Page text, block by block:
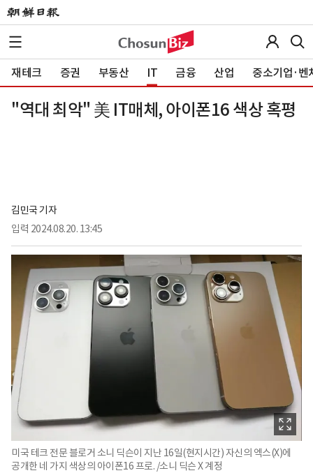
재테크 증권 부동산 IT 금융 산업 중소기업·벤
"역대 최악" 美 IT매체, 아이폰16 색상 혹평
김민국 기자
입력 2024.08.20. 13:45
미국 테크 전문 블로거 소니 딕슨이 지난 16일(현지시간) 자신의 엑스(X)에
공개한 네 가지 색상의 아이폰16 프로. /소니 딕슨 X 계정